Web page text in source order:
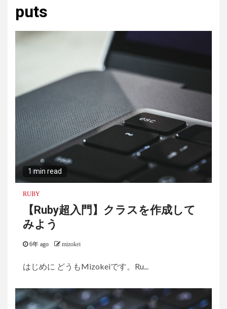
puts
1 min read
RUBY
【Ruby超入門】クラスを作成して
みよう
6年 ago mizokei
はじめに どうもMizokeiです。Ru...